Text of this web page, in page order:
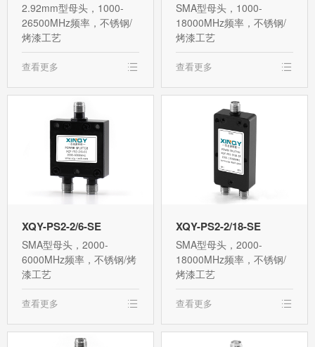
2.92mm型母头，1000-
26500MHz频率，不锈钢/
烤漆工艺
查看更多
SMA型母头，1000-
18000MHz频率，不锈钢/
烤漆工艺
查看更多
XQY-PS2-2/6-SE
SMA型母头，2000-
6000MHz频率，不锈钢/烤
漆工艺
查看更多
XQY-PS2-2/18-SE
SMA型母头，2000-
18000MHz频率，不锈钢/
烤漆工艺
查看更多